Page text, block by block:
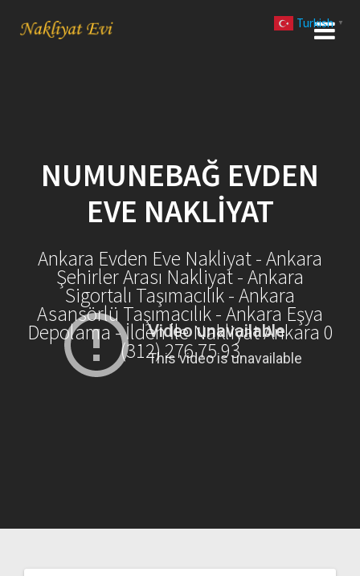
NUMUNEBAĞ EVDEN
EVE NAKLIYAT
Ankara Evden Eve Nakliyat - Ankara
Şehirler Arası Nakliyat - Ankara
Sigortalı Taşımacılık - Ankara
Asansörlü Taşımacılık - Ankara Eşya
Depolama - İlden İle Nakliyat Ankara 0
(312) 276 75 93
Turkish ▼